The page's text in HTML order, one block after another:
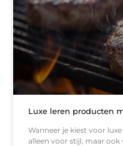
Luxe leren producten
Wanneer je kiest voor
alleen voor stijl, maar